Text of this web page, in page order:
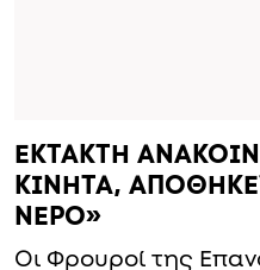
ΕΚΤΑΚΤΗ
ΚΙΝΗΤΑ,
ΝΕΡΟ»
Οι Φρουροί της